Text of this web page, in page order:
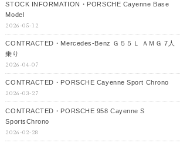
STOCK INFORMATION・PORSCHE Cayenne Base
Model
2026-05-12
CONTRACTED・Mercedes‐Benz Ｇ５５Ｌ ＡＭＧ 7人
乗り
2026-04-07
CONTRACTED・PORSCHE Cayenne Sport Chrono
2026-03-27
CONTRACTED・PORSCHE 958 Cayenne S
SportsChrono
2026-02-28